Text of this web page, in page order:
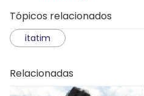
Tópicos relacionados
itatim
Relacionadas